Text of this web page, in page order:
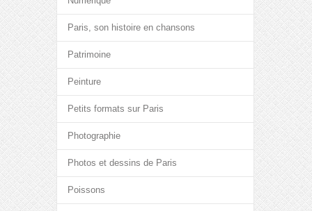
Paris, son histoire en chansons
Patrimoine
Peinture
Petits formats sur Paris
Photographie
Photos et dessins de Paris
Poissons